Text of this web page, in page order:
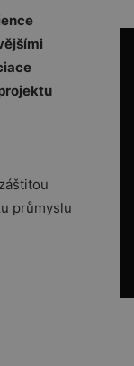
průmyslu